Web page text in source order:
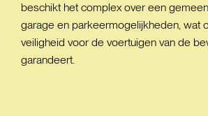
beschikt het complex over een
garage en parkeermogelijkheden, wat
veiligheid voor de voertuigen van de
garandeert.